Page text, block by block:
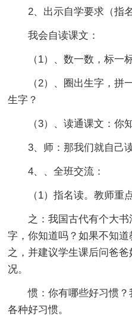
2、出示自学要求（指
我会自读课文：
（1）、数一数，标一
（2）、圈出生字，拼
生字？
（3）、读通课文：你
3、师：那我们就自己
4、、全班交流：
（1）指名读。教师重
之：我国古代有个大
字，你知道吗？如果不知
之，并建议学生课后问爸
况。
惯：你有哪些好习惯
各种好习惯。